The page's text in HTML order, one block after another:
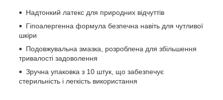
Надтонкий латекс для природних відчуттів
Гіпоалергенна формула безпечна навіть для чутливої
шкіри
Подовжувальна змазка, розроблена для збільшення
тривалості задоволення
Зручна упаковка з 10 штук, що забезпечує
стерильність і легкість використання